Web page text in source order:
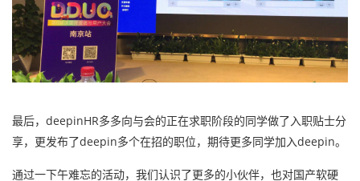
最后，deepinHR多多向与会的正在求职阶段的同学做了入职贴士分
享，更发布了deepin多个在招的职位，期待更多同学加入deepin。
通过一下午难忘的活动，我们认识了更多的小伙伴，也对国产软硬